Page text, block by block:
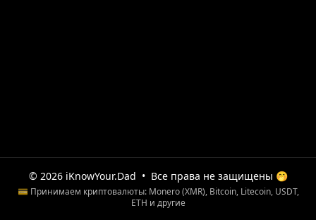
© 2026 iKnowYour.Dad • Все права не защищены 🤭
💳 Принимаем криптовалюты: Monero (XMR), Bitcoin, Litecoin, USDT,
ETH и другие